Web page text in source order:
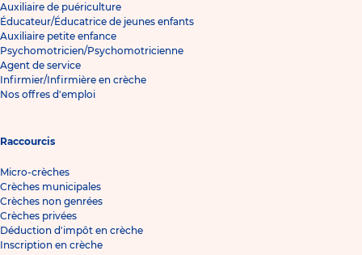
Auxiliaire de puériculture
Éducateur/Éducatrice de jeunes enfants
Auxiliaire petite enfance
Psychomotricien/Psychomotricienne
Agent de service
Infirmier/Infirmière en crèche
Nos offres d'emploi
Raccourcis
Micro-crèches
Crèches municipales
Crèches non genrées
Crèches privées
Déduction d'impôt en crèche
Inscription en crèche